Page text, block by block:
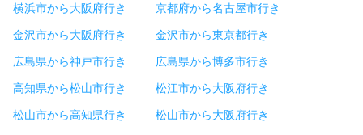
横浜市から大阪府行き
京都府から名古屋市行き
金沢市から大阪府行き
金沢市から東京都行き
広島県から神戸市行き
広島県から博多市行き
高知県から松山市行き
松江市から大阪府行き
松山市から高知県行き
松山市から大阪府行き